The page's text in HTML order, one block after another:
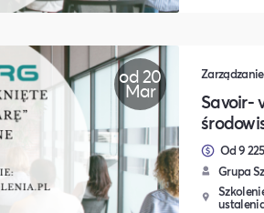
od 20
Mar
Savoir-
Od 9
Grupa